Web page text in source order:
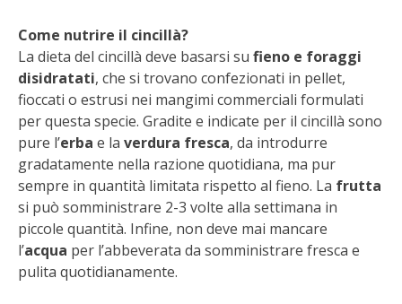
CONSERVE DELL’ORTO
FACEM
STIHL
BLUMEN
NOCCIOLA DI CALABRIA
Come nutrire il cincillà?
La dieta del cincillà deve basarsi su fieno e foraggi
disidratati, che si trovano confezionati in pellet,
fioccati o estrusi nei mangimi commerciali formulati
per questa specie. Gradite e indicate per il cincillà sono
pure l’erba e la verdura fresca, da introdurre
gradatamente nella razione quotidiana, ma pur
sempre in quantità limitata rispetto al fieno. La frutta
si può somministrare 2-3 volte alla settimana in
piccole quantità. Infine, non deve mai mancare
l’acqua per l’abbeverata da somministrare fresca e
pulita quotidianamente.